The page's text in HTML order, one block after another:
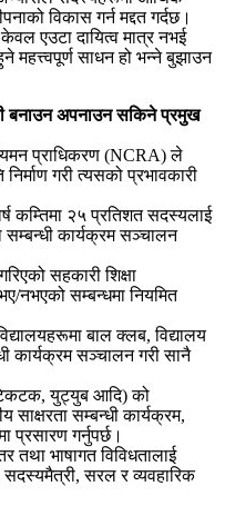
विकास गर्न मद्दत गर्दछ।
एउटा दायित्व मात्र नभई
महत्त्वपूर्ण साधन हो भन्ने बुझाउन
बनाउन अपनाउन सकिने प्रमुख
प्राधिकरण (NCRA) ले
निर्माण गरी त्यसको प्रभावकारी
कम्तिमा २५ प्रतिशत सदस्यलाई
सम्बन्धी कार्यक्रम सञ्चालन
सहकारी शिक्षा
नभएको सम्बन्धमा नियमित
बाल क्लब, विद्यालय
कार्यक्रम सञ्चालन गरी सानै
युट्युब आदि) को
साक्षरता सम्बन्धी कार्यक्रम,
गर्नुपर्छ।
भाषागत विविधतालाई
सदस्यमैत्री, सरल र व्यवहारिक